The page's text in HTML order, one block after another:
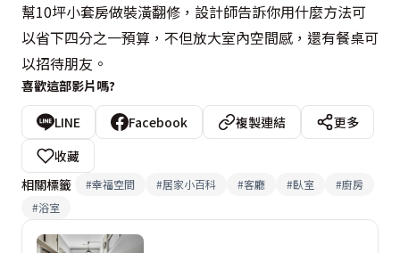
幫10坪小套房做裝潢翻修，設計師告訴你用什麼方法可
以省下四分之一預算，不但放大室內空間感，還有餐桌可
以招待朋友。
喜歡這部影片嗎?
LINE Facebook 複製連結
更多
收藏
相關標籤
#幸福空間 #居家小百科 #客廳 #臥室 #廚房
#浴室